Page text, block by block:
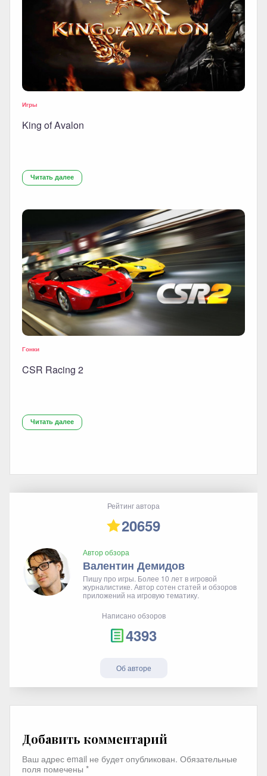
Игры
King of Avalon
Читать далее
Гонки
CSR Racing 2
Читать далее
Рейтинг автора
20659
Автор обзора
Валентин Демидов
Пишу про игры. Более 10 лет в игровой
журналистике. Автор сотен статей и обзоров
приложений на игровую тематику.
Написано обзоров
4393
Об авторе
Добавить комментарий
Ваш адрес email не будет опубликован. Обязательные
поля помечены *